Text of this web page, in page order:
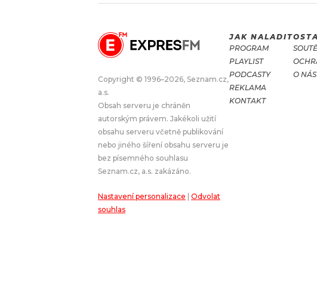
JAK NALADIT
APLIKACE
PROGRAM
SOUTĚŽE
Copyright © 1996–2026, Seznam.cz,
a.s.
Obsah serveru je chráněn
autorským právem. Jakékoli užití
obsahu serveru včetně publikování
nebo jiného šíření obsahu serveru je
bez písemného souhlasu
Seznam.cz, a.s. zakázáno.
Nastavení personalizace
Odvolat
souhlas
JAK NALADIT
PROGRAM
PLAYLIST
PODCASTY
REKLAMA
KONTAKT
O NÁS